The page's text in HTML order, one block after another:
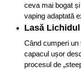
ceva mai bogat
vaping adaptată
Lasă
Când cumperi un
capacul ușor
procesul de